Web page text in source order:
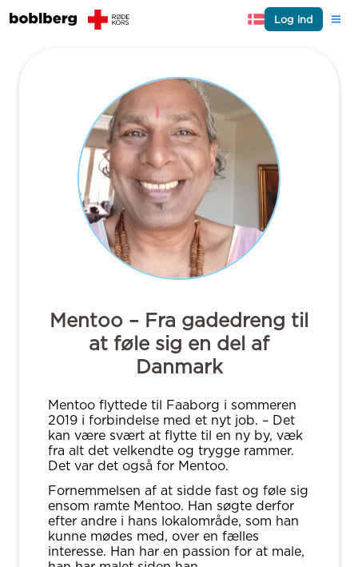
Log ind
Mentoo – Fra gadedreng til
at føle sig en del af
Danmark
Mentoo flyttede til Faaborg i sommeren
2019 i forbindelse med et nyt job. – Det
kan være svært at flytte til en ny by, væk
fra alt det velkendte og trygge rammer.
Det var det også for Mentoo.
Fornemmelsen af at sidde fast og føle sig
ensom ramte Mentoo. Han søgte derfor
efter andre i hans lokalområde, som han
kunne mødes med, over en fælles
interesse. Han har en passion for at male,